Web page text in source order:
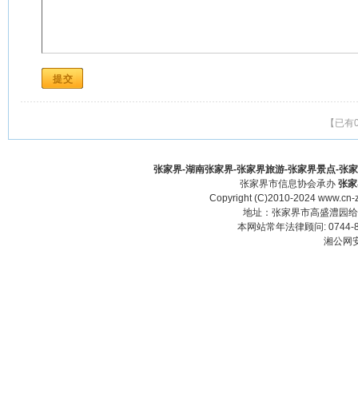
【已
张家界-湖南张家界-张家界旅游-张家界景点-张
张家界市信息协会承办 张
Copyright (C)2010-2024
地址：张家界市高盛澧园
本网站常年法律顾问:
湘公网